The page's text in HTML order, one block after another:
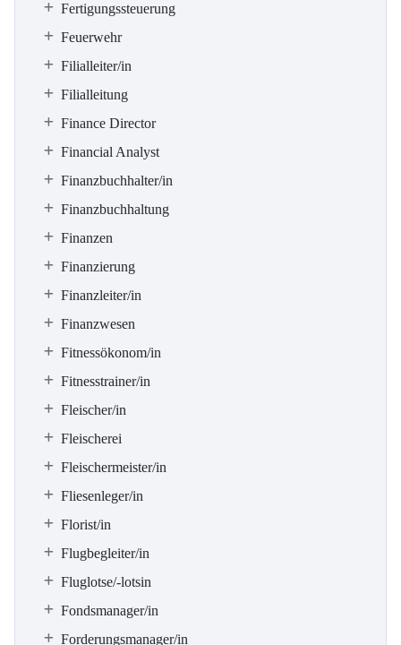
Fertigungssteuerung
Feuerwehr
Filialleiter/in
Filialleitung
Finance Director
Financial Analyst
Finanzbuchhalter/in
Finanzbuchhaltung
Finanzen
Finanzierung
Finanzleiter/in
Finanzwesen
Fitnessökonom/in
Fitnesstrainer/in
Fleischer/in
Fleischerei
Fleischermeister/in
Fliesenleger/in
Florist/in
Flugbegleiter/in
Fluglotse/-lotsin
Fondsmanager/in
Forderungsmanager/in